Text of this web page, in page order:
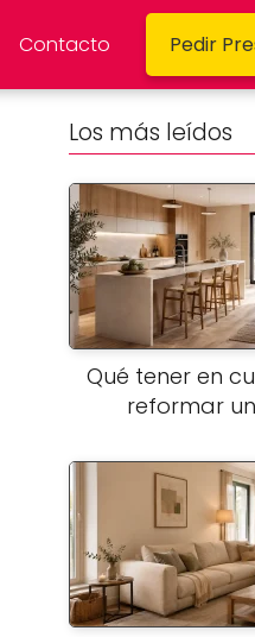
Contacto Pedir
Los más leídos
Qué tener en
reformar